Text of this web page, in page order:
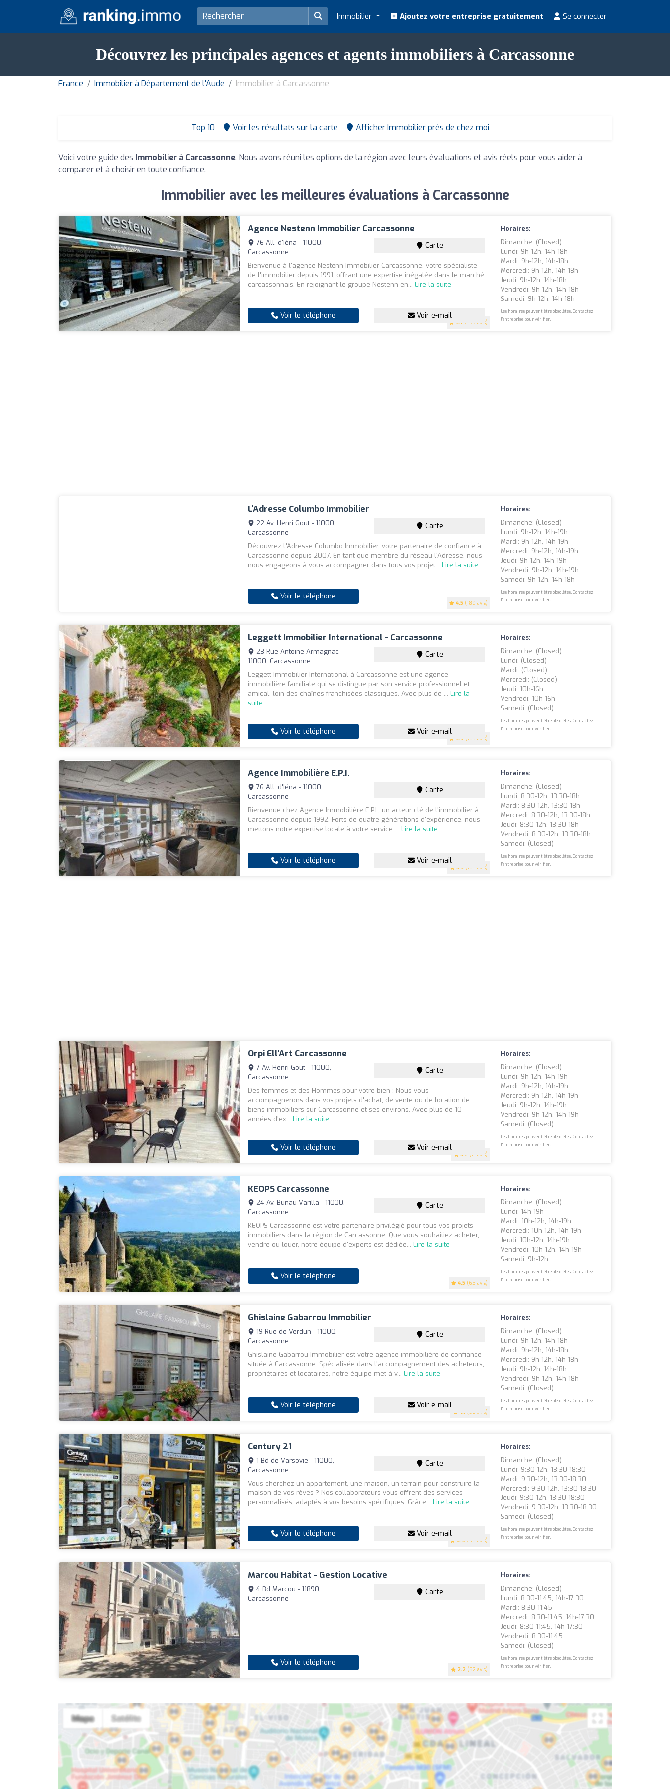
Immobilier Ajoutez votre entreprise gratuitement Se connecter
Découvrez les principales agences et agents immobiliers à Carcassonne
France Immobilier à Département de l'Aude Immobilier à Carcassonne
Top 10 Voir les résultats sur la carte Afficher Immobilier près de chez moi
Voici votre guide des Immobilier à Carcassonne. Nous avons réuni les options de la région avec leurs évaluations et avis réels pour vous aider à
comparer et à choisir en toute confiance.
Immobilier avec les meilleures évaluations à Carcassonne
Agence Nestenn Immobilier Carcassonne
4.7 (199 avis)
76 All. d'Iéna - 11000,
Carcassonne
Carte
Bienvenue à l'agence Nestenn Immobilier Carcassonne, votre spécialiste
de l'immobilier depuis 1991, offrant une expertise inégalée dans le marché
carcassonnais. En rejoignant le groupe Nestenn en...Lire la suite
Voir le téléphone Voir e-mail
Horaires:
Dimanche: (closed)
Lundi: 9h-12h, 14h-18h
Mardi: 9h-12h, 14h-18h
Mercredi: 9h-12h, 14h-18h
Jeudi: 9h-12h, 14h-18h
Vendredi: 9h-12h, 14h-18h
Samedi: 9h-12h, 14h-18h
Les horaires peuvent être obsolètes. Contactez
l'entreprise pour vérifier.
L'Adresse Columbo Immobilier
4.5 (189 avis)
22 Av. Henri Gout - 11000,
Carcassonne
Carte
Découvrez L'Adresse Columbo Immobilier, votre partenaire de confiance à
Carcassonne depuis 2007. En tant que membre du réseau l'Adresse, nous
nous engageons à vous accompagner dans tous vos projet...Lire la suite
Voir le téléphone
Horaires:
Dimanche: (closed)
Lundi: 9h-12h, 14h-19h
Mardi: 9h-12h, 14h-19h
Mercredi: 9h-12h, 14h-19h
Jeudi: 9h-12h, 14h-19h
Vendredi: 9h-12h, 14h-19h
Samedi: 9h-12h, 14h-18h
Les horaires peuvent être obsolètes. Contactez
l'entreprise pour vérifier.
Leggett Immobilier International - Carcassonne
4.9 (103 avis)
23 Rue Antoine Armagnac -
11000, Carcassonne
Carte
Leggett Immobilier International à Carcassonne est une agence
immobilière familiale qui se distingue par son service professionnel et
amical, loin des chaînes franchisées classiques. Avec plus de ...Lire la
suite
Voir le téléphone Voir e-mail
Horaires:
Dimanche: (closed)
Lundi: (closed)
Mardi: (closed)
Mercredi: (closed)
Jeudi: 10h-16h
Vendredi: 10h-16h
Samedi: (closed)
Les horaires peuvent être obsolètes. Contactez
l'entreprise pour vérifier.
Agence Immobilière E.P.I.
4.3 (104 avis)
76 All. d'Iéna - 11000,
Carcassonne
Carte
Bienvenue chez Agence Immobilière E.P.I., un acteur clé de l'immobilier à
Carcassonne depuis 1992. Forts de quatre générations d'expérience, nous
mettons notre expertise locale à votre service ...Lire la suite
Voir le téléphone Voir e-mail
Horaires:
Dimanche: (closed)
Lundi: 8:30-12h, 13:30-18h
Mardi: 8:30-12h, 13:30-18h
Mercredi: 8:30-12h, 13:30-18h
Jeudi: 8:30-12h, 13:30-18h
Vendredi: 8:30-12h, 13:30-18h
Samedi: (closed)
Les horaires peuvent être obsolètes. Contactez
l'entreprise pour vérifier.
Orpi Ell'Art Carcassonne
4.7 (71 avis)
7 Av. Henri Gout - 11000,
Carcassonne
Carte
Des femmes et des Hommes pour votre bien : Nous vous
accompagnerons dans vos projets d'achat, de vente ou de location de
biens immobiliers sur Carcassonne et ses environs. Avec plus de 10
années d'ex...Lire la suite
Voir le téléphone Voir e-mail
Horaires:
Dimanche: (closed)
Lundi: 9h-12h, 14h-19h
Mardi: 9h-12h, 14h-19h
Mercredi: 9h-12h, 14h-19h
Jeudi: 9h-12h, 14h-19h
Vendredi: 9h-12h, 14h-19h
Samedi: (closed)
Les horaires peuvent être obsolètes. Contactez
l'entreprise pour vérifier.
KEOPS Carcassonne
4.5 (65 avis)
24 Av. Bunau Varilla - 11000,
Carcassonne
Carte
KEOPS Carcassonne est votre partenaire privilégié pour tous vos projets
immobiliers dans la région de Carcassonne. Que vous souhaitiez acheter,
vendre ou louer, notre équipe d'experts est dédiée...Lire la suite
Voir le téléphone
Horaires:
Dimanche: (closed)
Lundi: 14h-19h
Mardi: 10h-12h, 14h-19h
Mercredi: 10h-12h, 14h-19h
Jeudi: 10h-12h, 14h-19h
Vendredi: 10h-12h, 14h-19h
Samedi: 9h-12h
Les horaires peuvent être obsolètes. Contactez
l'entreprise pour vérifier.
Ghislaine Gabarrou Immobilier
4.1 (68 avis)
19 Rue de Verdun - 11000,
Carcassonne
Carte
Ghislaine Gabarrou Immobilier est votre agence immobilière de confiance
située à Carcassonne. Spécialisée dans l'accompagnement des acheteurs,
propriétaires et locataires, notre équipe met à v...Lire la suite
Voir le téléphone Voir e-mail
Horaires:
Dimanche: (closed)
Lundi: 9h-12h, 14h-18h
Mardi: 9h-12h, 14h-18h
Mercredi: 9h-12h, 14h-18h
Jeudi: 9h-12h, 14h-18h
Vendredi: 9h-12h, 14h-18h
Samedi: (closed)
Les horaires peuvent être obsolètes. Contactez
l'entreprise pour vérifier.
Century 21
2.9 (58 avis)
1 Bd de Varsovie - 11000,
Carcassonne
Carte
Vous cherchez un appartement, une maison, un terrain pour construire la
maison de vos rêves ? Nos collaborateurs vous offrent des services
personnalisés, adaptés à vos besoins spécifiques. Grâce...Lire la suite
Voir le téléphone Voir e-mail
Horaires:
Dimanche: (closed)
Lundi: 9:30-12h, 13:30-18:30
Mardi: 9:30-12h, 13:30-18:30
Mercredi: 9:30-12h, 13:30-18:30
Jeudi: 9:30-12h, 13:30-18:30
Vendredi: 9:30-12h, 13:30-18:30
Samedi: (closed)
Les horaires peuvent être obsolètes. Contactez
l'entreprise pour vérifier.
Marcou Habitat - Gestion Locative
2.2 (52 avis)
4 Bd Marcou - 11890,
Carcassonne
Carte
Voir le téléphone
Horaires:
Dimanche: (closed)
Lundi: 8:30-11:45, 14h-17:30
Mardi: 8:30-11:45
Mercredi: 8:30-11:45, 14h-17:30
Jeudi: 8:30-11:45, 14h-17:30
Vendredi: 8:30-11:45
Samedi: (closed)
Les horaires peuvent être obsolètes. Contactez
l'entreprise pour vérifier.